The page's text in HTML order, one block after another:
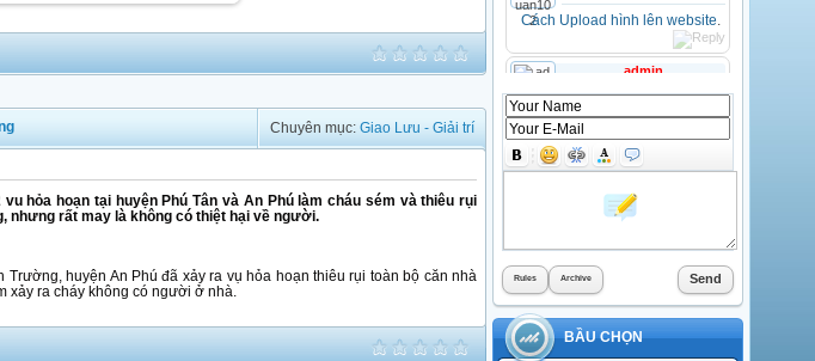
Cách Upload hình lên website.
admin
anhhungthuysan
CHÚC AE VÀ BÀ CON MỘT
HJHJHJJHJ
admin
1 Tháng mười hai 2014
Thử cái link đó đi bạn.
BẦU CHỌN
Chuyên mục:Giao Lưu - Giải trí
hỏa hoạn tại huyện Phú Tân và An Phú làm cháu sém và thiêu rụi
nhưng rất may là không có thiệt hại về người.
huyện An Phú đã xảy ra vụ hỏa hoạn thiêu rụi toàn bộ căn nhà
xảy ra cháy không có người ở nhà.